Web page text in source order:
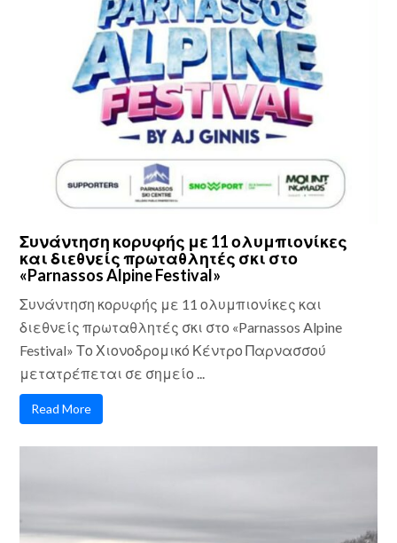
Συνάντηση κορυφής με 11 ολυμπιονίκες
και διεθνείς πρωταθλητές σκι στο
«Parnassos Alpine Festival»
Συνάντηση κορυφής με 11 ολυμπιονίκες και
διεθνείς πρωταθλητές σκι στο «Parnassos Alpine
Festival» Το Χιονοδρομικό Κέντρο Παρνασσού
μετατρέπεται σε σημείο ...
Read More